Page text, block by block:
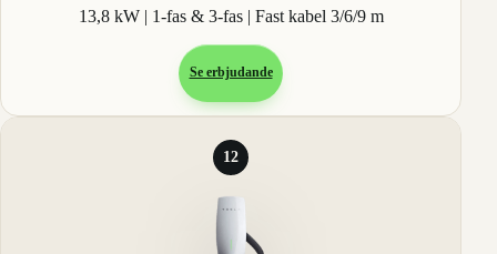
13,8 kW | 1-fas & 3-fas | Fast kabel 3/6/9 m
Se erbjudande
12